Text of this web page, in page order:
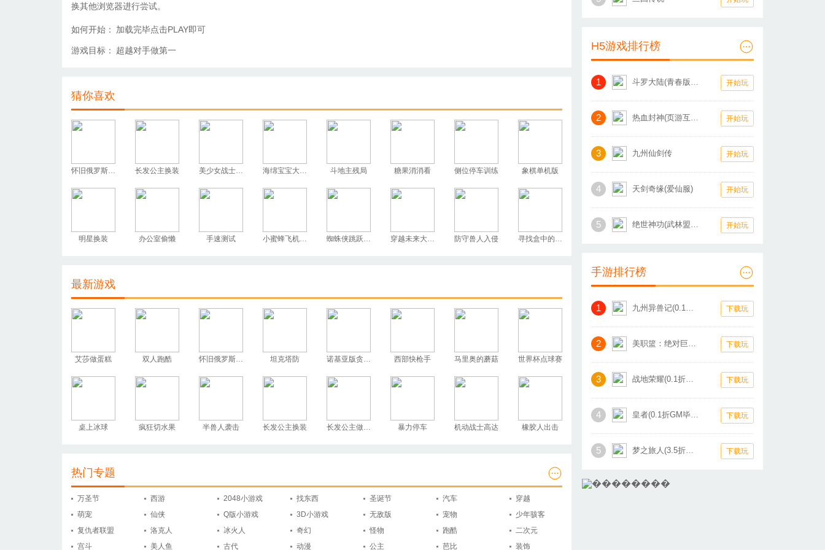
换其他浏览器进行尝试。
如何开始： 加载完毕点击PLAY即可
游戏目标： 超越对手做第一
猜你喜欢
怀旧俄罗斯方块 长发公主换装 美少女战士换装 海绵宝宝大富翁 斗地主残局 糖果消消看 侧位停车训练 象棋单机版
明星换装 办公室偷懒 手速测试 小蜜蜂飞机大战 蜘蛛侠跳跃测试 穿越未来大冒险 防守兽人入侵 寻找盒中的秘密
最新游戏
艾莎做蛋糕 双人跑酷 怀旧俄罗斯方块 坦克塔防 诺基亚版贪吃蛇 西部快枪手 马里奥的蘑菇 世界杯点球赛
桌上冰球 疯狂切水果 半兽人袭击 长发公主换装 长发公主做护理 暴力停车 机动战士高达 橡胶人出击
热门专题
万圣节 西游 2048小游戏 找东西 圣诞节 汽车
穿越
萌宠
仙侠 Q版小游戏 3D小游戏 无敌版 宠物
少年骇客
复仇者联盟
洛克人 冰火人 奇幻 怪物 跑酷
二次元
宫斗
美人鱼 古代 动漫 公主 芭比 装饰
H5游戏排行榜
1 斗罗大陆(青春版怀旧服) 开始玩
2 热血封神(页游互通版) 开始玩
3 九州仙剑传 开始玩
4 天剑奇缘(爱仙服) 开始玩
5 绝世神功(武林盟主) 开始玩
手游排行榜
1 九州异兽记(0.1折1W免费版) 下载玩
2 美职篮：绝对巨星(0.1折卡牌) 下载玩
3 战地荣耀(0.1折扣版) 下载玩
4 皇者(0.1折GM毕业版) 下载玩
5 梦之旅人(3.5折热血霸业) 下载玩